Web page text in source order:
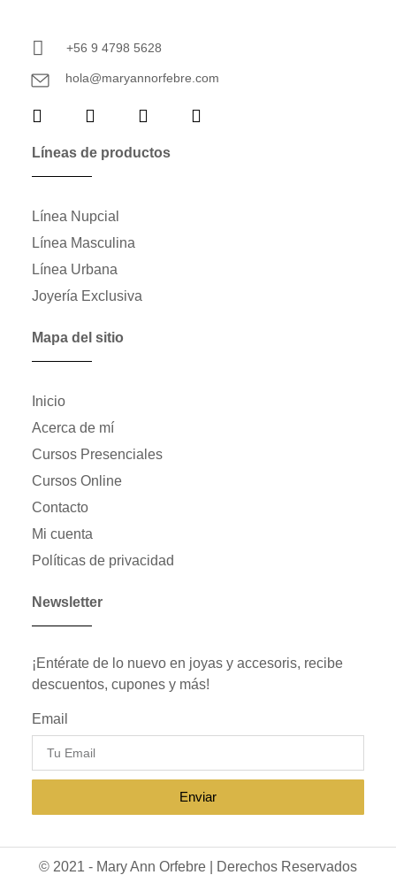
+56 9 4798 5628
hola@maryannorfebre.com
Líneas de productos
Línea Nupcial
Línea Masculina
Línea Urbana
Joyería Exclusiva
Mapa del sitio
Inicio
Acerca de mí
Cursos Presenciales
Cursos Online
Contacto
Mi cuenta
Políticas de privacidad
Newsletter
¡Entérate de lo nuevo en joyas y accesoris, recibe
descuentos, cupones y más!
Email
Enviar
© 2021 - Mary Ann Orfebre | Derechos Reservados